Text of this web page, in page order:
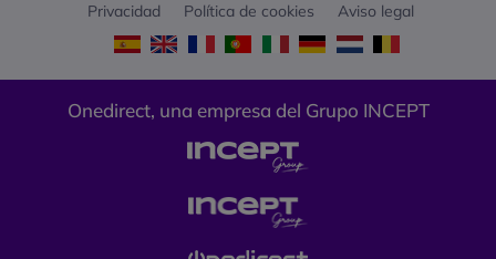
Privacidad
Política de cookies Aviso legal
Onedirect, una empresa del Grupo INCEPT